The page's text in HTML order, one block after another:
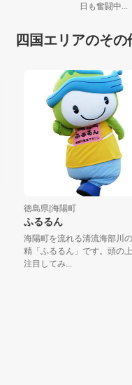
日も奮闘中...
四国エリアのそ
徳島県|海陽町
ふるるん
海陽町を流れる清流海部川の
精「ふるるん」です。頭の上
注目してみ...